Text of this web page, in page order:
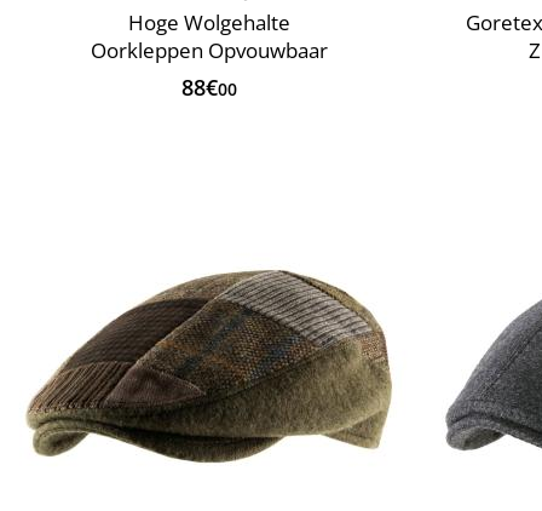
Hoge Wolgehalte
Oorkleppen Opvouwbaar
88€00